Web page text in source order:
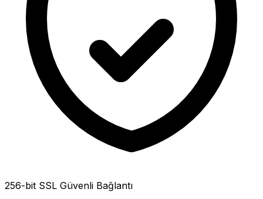
256-bit SSL Güvenli Bağlantı